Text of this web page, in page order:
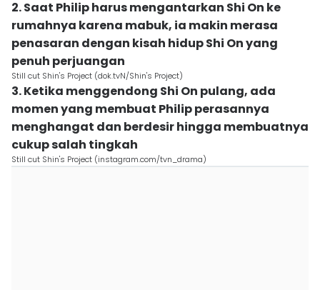
2. Saat Philip harus mengantarkan Shi On ke
rumahnya karena mabuk, ia makin merasa
penasaran dengan kisah hidup Shi On yang
penuh perjuangan
Still cut Shin's Project (dok.tvN/Shin's Project)
3. Ketika menggendong Shi On pulang, ada
momen yang membuat Philip perasannya
menghangat dan berdesir hingga membuatnya
cukup salah tingkah
Still cut Shin's Project (instagram.com/tvn_drama)